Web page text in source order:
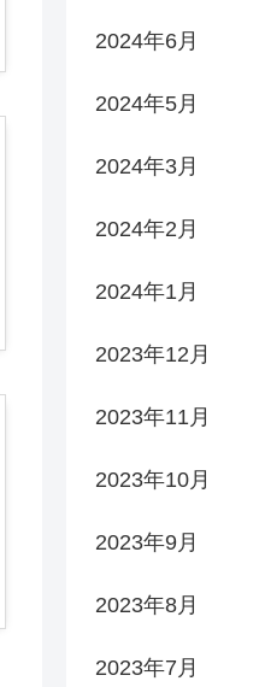
2024年6月
2024年5月
2024年3月
2024年2月
2024年1月
2023年12月
2023年11月
2023年10月
2023年9月
2023年8月
2023年7月